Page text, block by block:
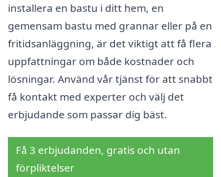
installera en bastu i ditt hem, en
gemensam bastu med grannar eller på en
fritidsanläggning, är det viktigt att få flera
uppfattningar om både kostnader och
lösningar. Använd vår tjänst för att snabbt
få kontakt med experter och välj det
erbjudande som passar dig bäst.
Få 3 erbjudanden, gratis och utan
förpliktelser